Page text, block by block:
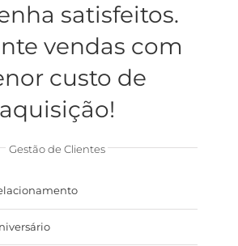
satisfeitos.
vendas com
custo de
aquisição!
Gestão de Clientes